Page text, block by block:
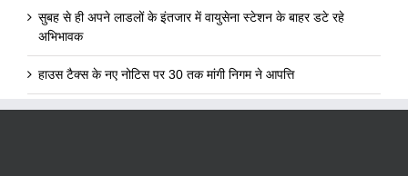
सुबह से ही अपने लाडलों के इंतजार में वायुसेना स्टेशन के बाहर डटे रहे
अभिभावक
हाउस टैक्स के नए नोटिस पर 30 तक मांगी निगम ने आपत्ति